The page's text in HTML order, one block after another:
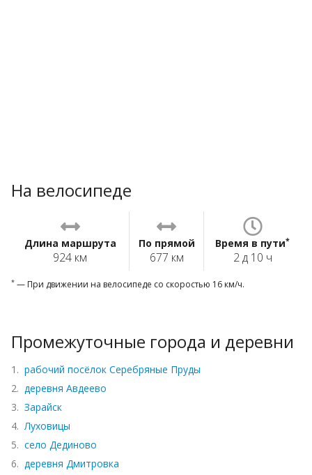
На велосипеде
Длина маршрута
924 км
По прямой
677 км
Время в пути*
2 д 10 ч
* — При движении на велосипеде со скоростью 16 км/ч.
Промежуточные города и деревни
1. рабочий посёлок Серебряные Пруды
2. деревня Авдеево
3. Зарайск
4. Луховицы
5. село Дединово
6. деревня Дмитровка